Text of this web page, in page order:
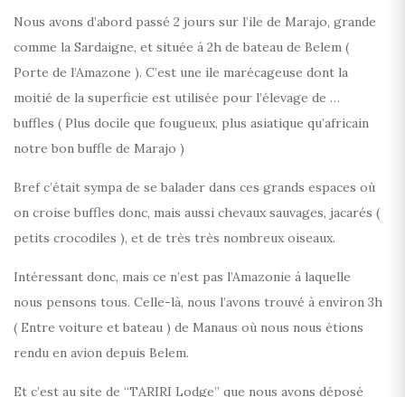
Nous avons d’abord passé 2 jours sur l’ile de Marajo, grande
comme la Sardaigne, et située á 2h de bateau de Belem (
Porte de l’Amazone ). C’est une ile marécageuse dont la
moitié de la superficie est utilisée pour l’élevage de …
buffles ( Plus docile que fougueux, plus asiatique qu’africain
notre bon buffle de Marajo )
Bref c’était sympa de se balader dans ces grands espaces où
on croise buffles donc, mais aussi chevaux sauvages, jacarés (
petits crocodiles ), et de très très nombreux oiseaux.
Intéressant donc, mais ce n’est pas l’Amazonie á laquelle
nous pensons tous. Celle-là, nous l’avons trouvé à environ 3h
( Entre voiture et bateau ) de Manaus où nous nous étions
rendu en avion depuis Belem.
Et c’est au site de “TARIRI Lodge” que nous avons déposé